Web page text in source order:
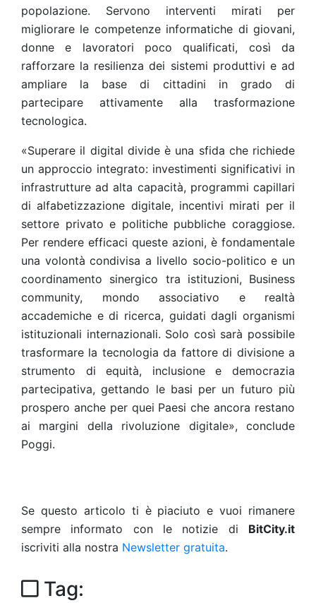
popolazione. Servono interventi mirati per
migliorare le competenze informatiche di giovani,
donne e lavoratori poco qualificati, così da
rafforzare la resilienza dei sistemi produttivi e ad
ampliare la base di cittadini in grado di
partecipare attivamente alla trasformazione
tecnologica.
«Superare il digital divide è una sfida che richiede
un approccio integrato: investimenti significativi in
infrastrutture ad alta capacità, programmi capillari
di alfabetizzazione digitale, incentivi mirati per il
settore privato e politiche pubbliche coraggiose.
Per rendere efficaci queste azioni, è fondamentale
una volontà condivisa a livello socio-politico e un
coordinamento sinergico tra istituzioni, Business
community, mondo associativo e realtà
accademiche e di ricerca, guidati dagli organismi
istituzionali internazionali. Solo così sarà possibile
trasformare la tecnologia da fattore di divisione a
strumento di equità, inclusione e democrazia
partecipativa, gettando le basi per un futuro più
prospero anche per quei Paesi che ancora restano
ai margini della rivoluzione digitale», conclude
Poggi.
Se questo articolo ti è piaciuto e vuoi rimanere
sempre informato con le notizie di BitCity.it
iscriviti alla nostra Newsletter gratuita.
Tag: